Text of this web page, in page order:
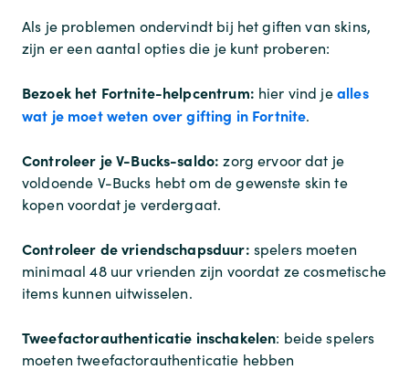
Als je problemen ondervindt bij het giften van skins,
zijn er een aantal opties die je kunt proberen:
Bezoek het Fortnite-helpcentrum: hier vind jealles
wat je moet weten over gifting in Fortnite.
Controleer je V-Bucks-saldo: zorg ervoor dat je
voldoende V-Bucks hebt om de gewenste skin te
kopen voordat je verdergaat.
Controleer de vriendschapsduur: spelers moeten
minimaal 48 uur vrienden zijn voordat ze cosmetische
items kunnen uitwisselen.
Tweefactorauthenticatie inschakelen: beide spelers
moeten tweefactorauthenticatie hebben